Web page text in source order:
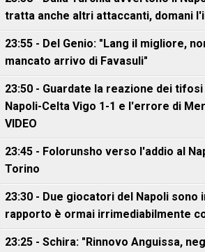
tratta anche altri attaccanti, domani
23:55 - Del Genio: "Lang il migliore,
mancato arrivo di Favasuli"
23:50 - Guardate la reazione dei
Napoli-Celta Vigo 1-1 e l'errore di
VIDEO
23:45 - Folorunsho verso l'addio al
Torino
23:30 - Due giocatori del Napoli sono
rapporto è ormai irrimediabilmente
23:25 - Schira: "Rinnovo Anguissa,